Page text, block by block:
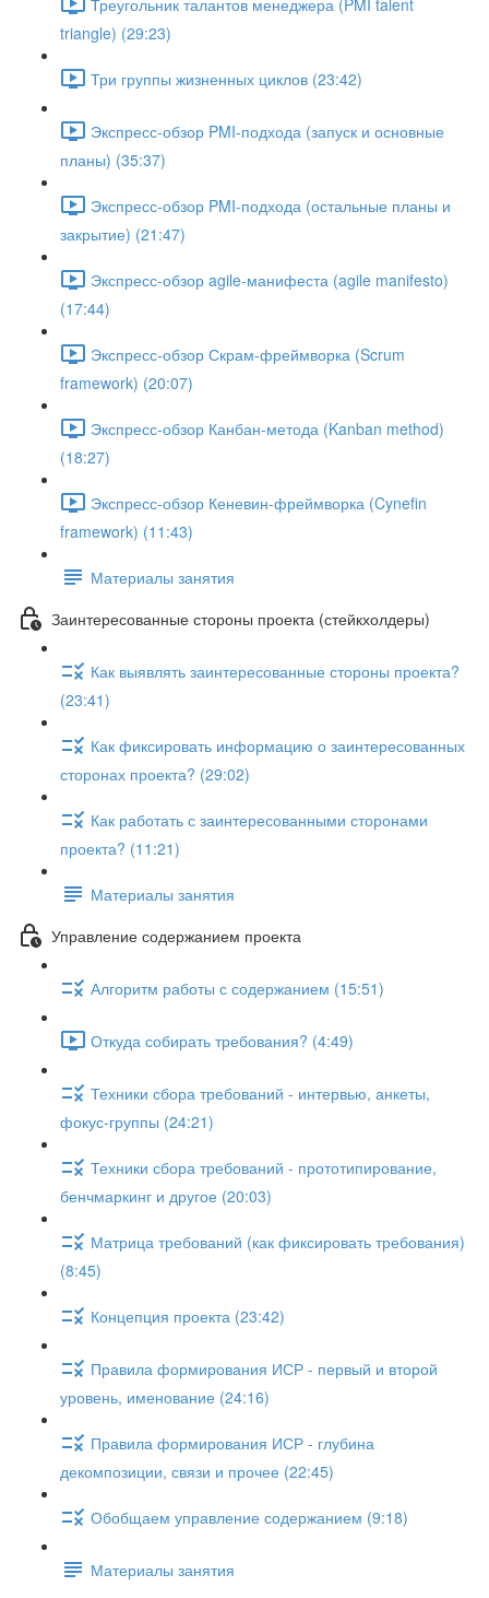
triangle) (29:23)
Три группы жизненных циклов (23:42)
Экспресс-обзор PMI-подхода (запуск и основные
планы) (35:37)
Экспресс-обзор PMI-подхода (остальные планы и
закрытие) (21:47)
Экспресс-обзор agile-манифеста (agile manifesto)
(17:44)
Экспресс-обзор Скрам-фреймворка (Scrum
framework) (20:07)
Экспресс-обзор Канбан-метода (Kanban method)
(18:27)
Экспресс-обзор Кеневин-фреймворка (Cynefin
framework) (11:43)
Материалы занятия
Заинтересованные стороны проекта (стейкхолдеры)
Как выявлять заинтересованные стороны проекта?
(23:41)
Как фиксировать информацию о заинтересованных
сторонах проекта? (29:02)
Как работать с заинтересованными сторонами
проекта? (11:21)
Материалы занятия
Управление содержанием проекта
Алгоритм работы с содержанием (15:51)
Откуда собирать требования? (4:49)
Техники сбора требований - интервью, анкеты,
фокус-группы (24:21)
Техники сбора требований - прототипирование,
бенчмаркинг и другое (20:03)
Матрица требований (как фиксировать требования)
(8:45)
Концепция проекта (23:42)
Правила формирования ИСР - первый и второй
уровень, именование (24:16)
Правила формирования ИСР - глубина
декомпозиции, связи и прочее (22:45)
Обобщаем управление содержанием (9:18)
Материалы занятия